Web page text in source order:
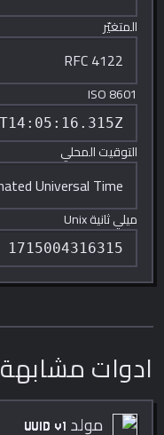
المتغيّر
ISO 8601
التوقيت المحلي
ميلي ثانية Unix
ادوات مشابهة
مولد UUID v1